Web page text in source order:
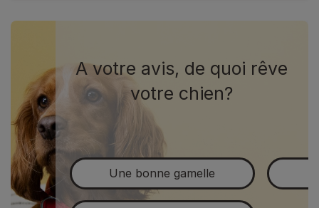
A votre avis, de quoi rêve
votre chien?
Une bonne gamelle